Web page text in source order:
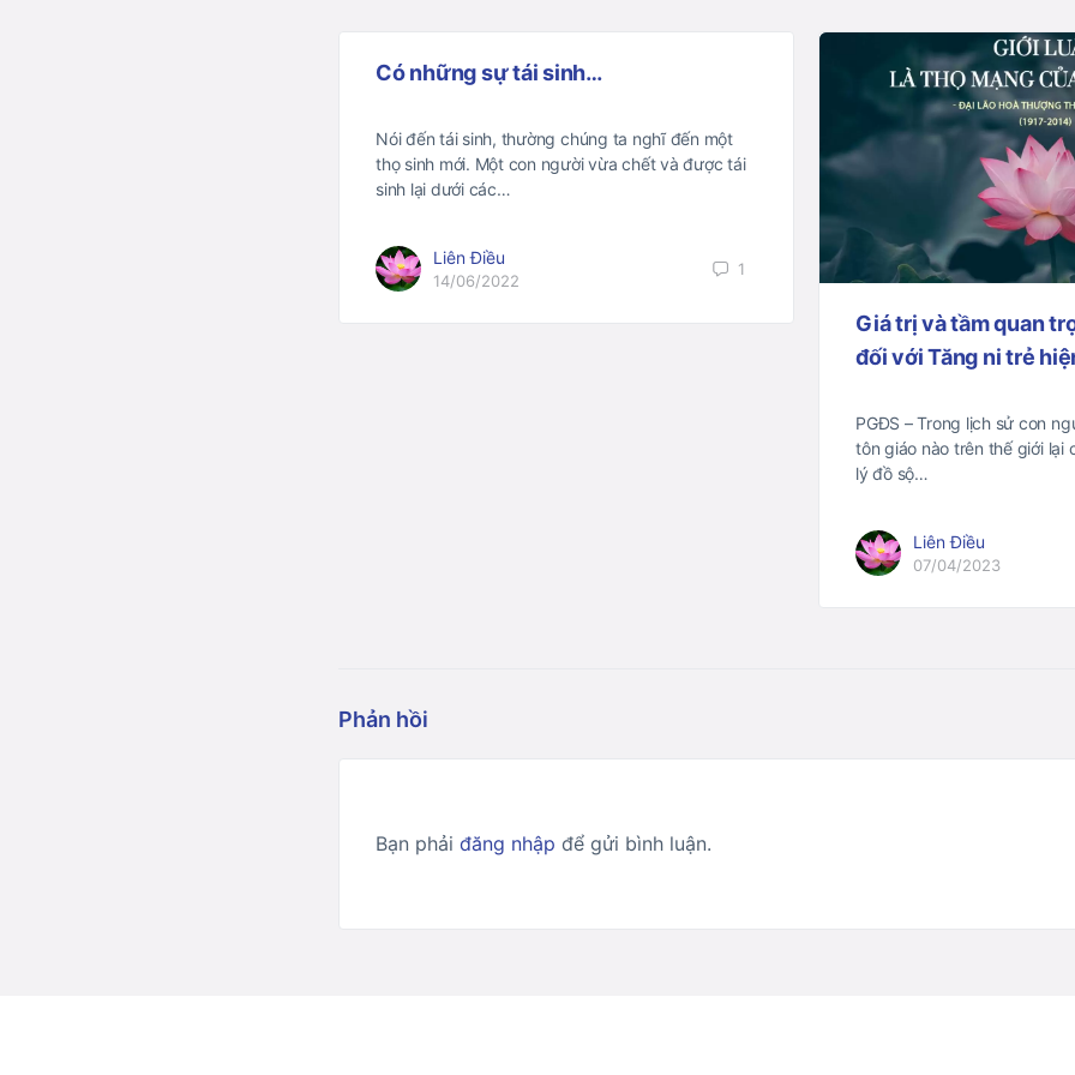
Có những sự tái sinh…
Nói đến tái sinh, thường chúng ta nghĩ đến một
thọ sinh mới. Một con người vừa chết và được tái
sinh lại dưới các…
Liên Điều
14/06/2022
1
Giá trị và tầm quan
đối với Tăng ni trẻ
PGĐS – Trong lịch sử con
tôn giáo nào trên thế giới lại
lý đồ sộ…
Liên Điều
07/04/2023
Phản hồi
Bạn phải đăng nhập để gửi bình luận.